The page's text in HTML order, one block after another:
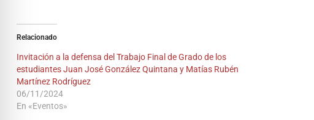
Relacionado
Invitación a la defensa del Trabajo Final de Grado de los
estudiantes Juan José González Quintana y Matías Rubén
Martínez Rodríguez
06/11/2024
En «Eventos»